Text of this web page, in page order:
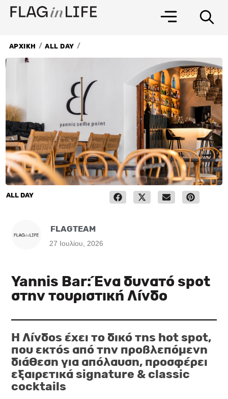
Μετάβαση
στο
ΑΡΧΙΚΗ / ALL DAY /
ALL DAY
FLAGTEAM
27 Ιουλίου, 2026
Yannis Bar: Ένα δυνατό spot
στην τουριστική Λίνδο
Η Λίνδος έχει το δικό της hot spot,
που εκτός από την προβλεπόμενη
διάθεση για απόλαυση, προσφέρει
εξαιρετικά signature & classic
cocktails